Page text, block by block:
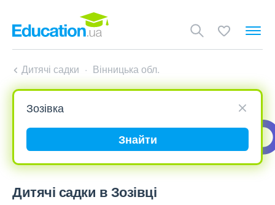
Дитячі садки Вінницька обл.
Знайти
Дитячі садки в Зозівці